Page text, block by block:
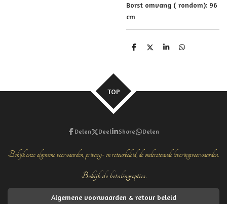
Borst omvang ( rondom): 96
cm
D
D
S
D
TOP
Delen Deel Share Delen
Bekijk onze algemene voorwaarden, privacy- en retourbeleid, de onderstaande leveringsvoorwaarden.
Bekijk de betalingsopties.
Algemene voorwaarden & retour beleid